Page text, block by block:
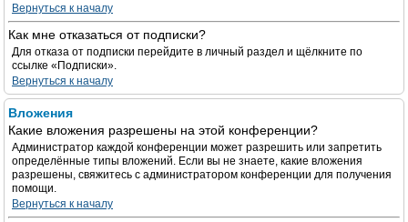
Вернуться к началу
Как мне отказаться от подписки?
Для отказа от подписки перейдите в личный раздел и щёлкните по
ссылке «Подписки».
Вернуться к началу
Вложения
Какие вложения разрешены на этой конференции?
Администратор каждой конференции может разрешить или запретить
определённые типы вложений. Если вы не знаете, какие вложения
разрешены, свяжитесь с администратором конференции для получения
помощи.
Вернуться к началу